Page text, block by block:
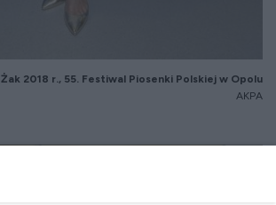
Żak 2018 r., 55. Festiwal Piosenki Polskiej w Opolu
AKPA